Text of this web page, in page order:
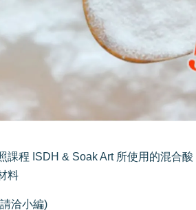
課程 ISDH & Soak Art 所使用的混合酸
料
洽小編)